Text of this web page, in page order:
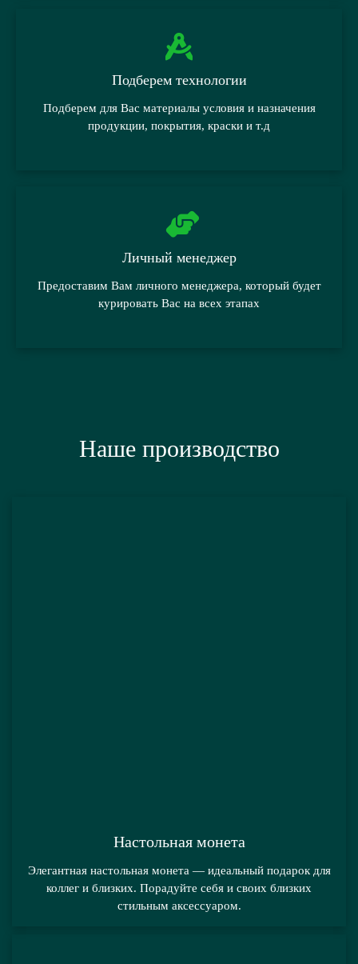
Подберем технологии
Подберем для Вас материалы условия и назначения
продукции, покрытия, краски и т.д
Личный менеджер
Предоставим Вам личного менеджера, который будет
курировать Вас на всех этапах
Наше производство
Настольная монета
Элегантная настольная монета — идеальный подарок для
коллег и близких. Порадуйте себя и своих близких
стильным аксессуаром.